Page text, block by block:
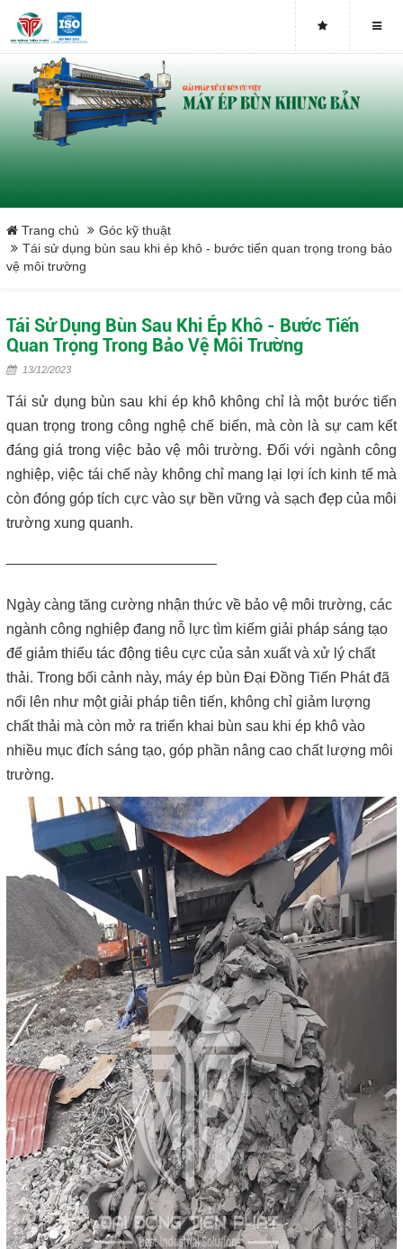
Buy genuine sludge press machines
Belt Press
Screw Press
Máy sấy bùn
Xưởng sản xuất máy ép bùn trục vít uy tín tại Việt Nam
Tại sao nên mua máy ép bùn trục vít
Lược rác đầu nguồn
Máy lược rác thô – giải pháp loại bỏ rác hiệu quả trong hệ thống
xử lý nước thải
Giá máy ép bùn 2026 – Báo giá chi tiết theo từng dòng máy và
công suất
Bơm màng ARO 1 inch thân nhựa | Hàng sẵn kho – Giá tốt
Close
Trang chủ
Góc kỹ thuật
Tái sử dụng bùn sau khi ép khô - bước tiến quan trọng trong bảo
vệ môi trường
Tái Sử Dụng Bùn Sau Khi Ép Khô - Bước Tiến
Quan Trọng Trong Bảo Vệ Môi Trường
13/12/2023
Tái sử dụng bùn sau khi ép khô không chỉ là một bước tiến
quan trọng trong công nghệ chế biến, mà còn là sự cam kết
đáng giá trong việc bảo vệ môi trường. Đối với ngành công
nghiệp, việc tái chế này không chỉ mang lại lợi ích kinh tế mà
còn đóng góp tích cực vào sự bền vững và sạch đẹp của môi
trường xung quanh.
Ngày càng tăng cường nhận thức về bảo vệ môi trường, các
ngành công nghiệp đang nỗ lực tìm kiếm giải pháp sáng tạo
để giảm thiểu tác động tiêu cực của sản xuất và xử lý chất
thải. Trong bối cảnh này, máy ép bùn Đại Đồng Tiến Phát đã
nổi lên như một giải pháp tiên tiến, không chỉ giảm lượng
chất thải mà còn mở ra triển khai bùn sau khi ép khô vào
nhiều mục đích sáng tạo, góp phần nâng cao chất lượng môi
trường.